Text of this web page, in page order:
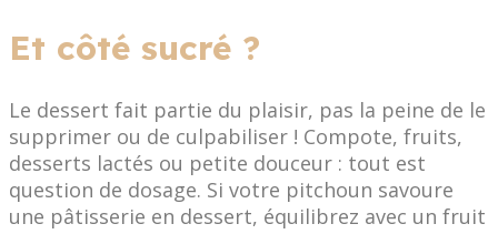
Et côté sucré ?
Le dessert fait partie du plaisir, pas la peine de le
supprimer ou de culpabiliser ! Compote, fruits,
desserts lactés ou petite douceur : tout est
question de dosage. Si votre pitchoun savoure
une pâtisserie en dessert, équilibrez avec un fruit